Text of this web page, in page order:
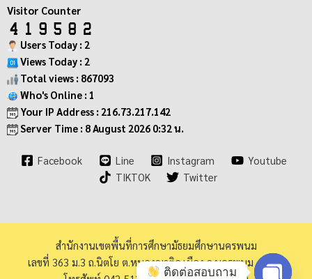
Visitor Counter
Users Today : 2
Views Today : 2
Total views : 867093
Who's Online : 1
Your IP Address : 216.73.217.142
Server Time : 8 August 2026 0:32 น.
Facebook Line Instagram
Youtube
TIKTOK
Twitter
สำนักงานเขตพื้นที่การศึกษามัธยมศึกษานครพนม
เลขที่ 363 ม.3 ถ.นิตโย ต.หนองญาติอ.เมือง จ.นครพนม 48000
ติดต่อสอบถาม